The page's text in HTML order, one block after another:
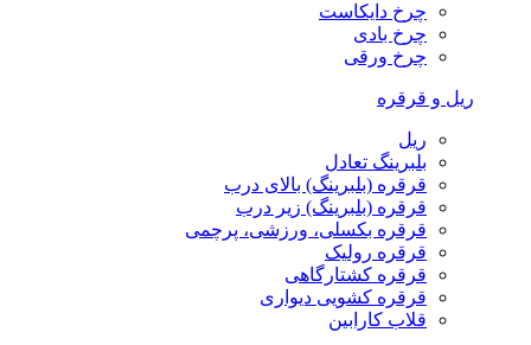
چرخ دایکاست
چرخ بادی
چرخ ورقی
ریل و قرقره
ریل
بلبرینگ تعادل
قرقره (بلبرینگ) بالای درب
قرقره (بلبرینگ) زیر درب
قرقره بکسلی، ورزشی، پرچمی
قرقره رولیک
قرقره کشتارگاهی
قرقره کشویی دیواری
قلاب کارابین